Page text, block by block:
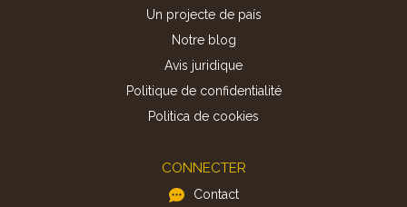
Un projecte de país
Notre blog
Avis juridique
Politique de confidentialité
Politica de cookies
CONNECTER
Contact